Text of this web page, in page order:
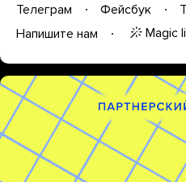
Телеграм Фейсбук
Напишите нам
Magic